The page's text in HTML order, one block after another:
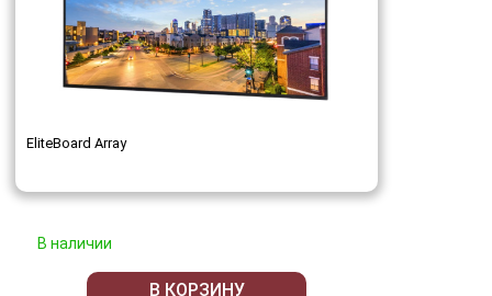
EliteBoard Array
В наличии
В КОРЗИНУ